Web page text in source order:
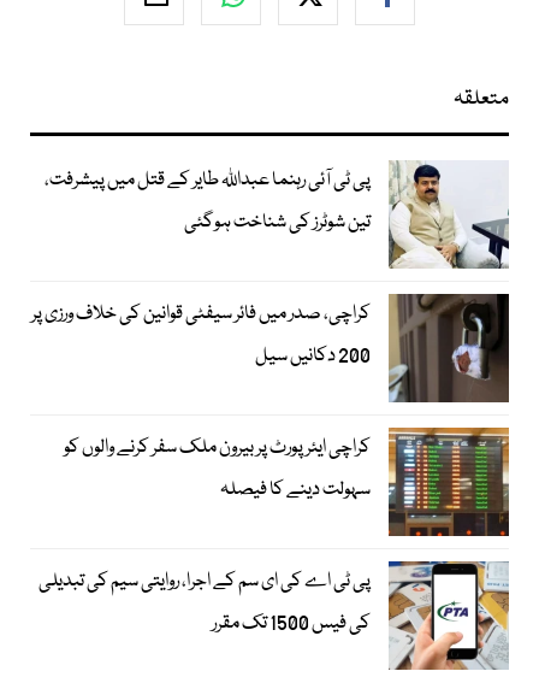
متعلقہ
پی ٹی آئی رہنما عبداللہ طایر کے قتل میں پیشرفت،
تین شوٹرز کی شناخت ہوگئی
کراچی، صدر میں فائر سیفٹی قوانین کی خلاف ورزی پر
200 دکانیں سیل
کراچی ایئرپورٹ پر بیرون ملک سفر کرنے والوں کو
سہولت دینے کا فیصلہ
پی ٹی اے کی ای سم کے اجرا، روایتی سیم کی تبدیلی
کی فیس 1500 تک مقرر